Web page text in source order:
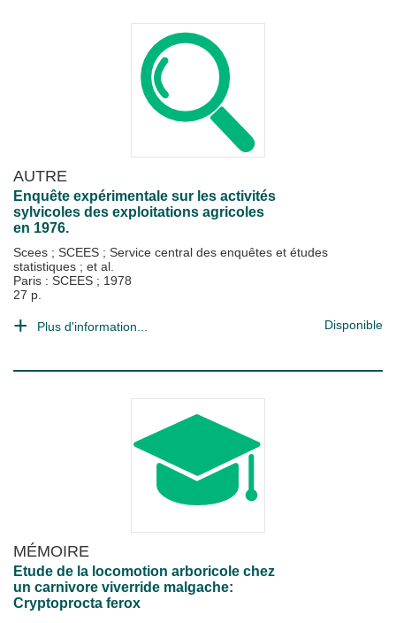
AUTRE
Enquête expérimentale sur les activités
sylvicoles des exploitations agricoles
en 1976.
Scees ; SCEES ; Service central des enquêtes et études
statistiques ; et al.
Paris : SCEES ; 1978
27 p.
Plus d'information... Disponible
MÉMOIRE
Etude de la locomotion arboricole chez
un carnivore viverride malgache:
Cryptoprocta ferox